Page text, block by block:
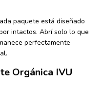
paquete está diseñado
intactos. Abrí solo lo que
perfectamente
Orgánica IVU